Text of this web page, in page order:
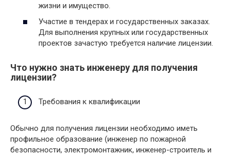
жизни и имущество.
Участие в тендерах и государственных заказах.
Для выполнения крупных или государственных
проектов зачастую требуется наличие лицензии.
Что нужно знать инженеру для получения
лицензии?
Требования к квалификации
Обычно для получения лицензии необходимо иметь
профильное образование (инженер по пожарной
безопасности, электромонтажник, инженер-строитель и